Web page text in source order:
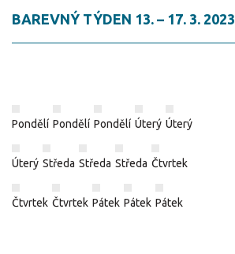
BAREVNÝ TÝDEN 13. – 17. 3. 2023
Pondělí Pondělí Pondělí Úterý Úterý
Úterý Středa Středa Středa Čtvrtek
Čtvrtek Čtvrtek Pátek Pátek Pátek